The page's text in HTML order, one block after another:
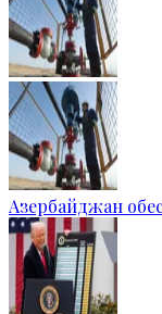
Азербайджан